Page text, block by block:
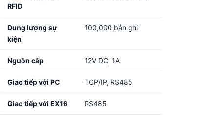
RFID
Dung lượng sự
kiện
100,000 bản ghi
Nguồn cấp 12V DC, 1A
Giao tiếp với PC TCP/IP, RS485
Giao tiếp với EX16 RS485